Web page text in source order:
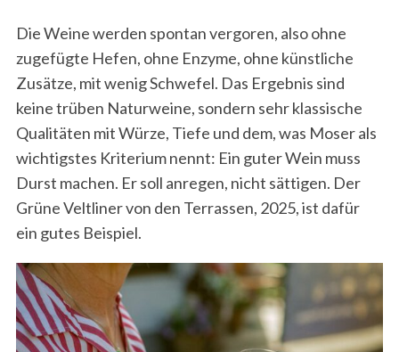
Die Weine werden spontan vergoren, also ohne
zugefügte Hefen, ohne Enzyme, ohne künstliche
Zusätze, mit wenig Schwefel. Das Ergebnis sind
keine trüben Naturweine, sondern sehr klassische
Qualitäten mit Würze, Tiefe und dem, was Moser als
wichtigstes Kriterium nennt: Ein guter Wein muss
Durst machen. Er soll anregen, nicht sättigen. Der
Grüne Veltliner von den Terrassen, 2025, ist dafür
ein gutes Beispiel.